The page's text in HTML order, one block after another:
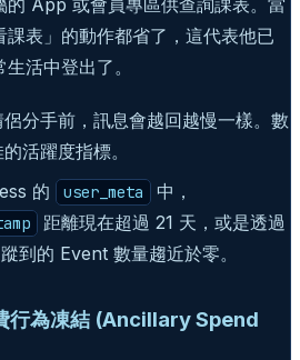
的 App 或會員專區供查詢課表。當
表」的動作都省了，這代表他已
活中登出了。
分手前，訊息會越回越慢一樣。數
活躍度指標。
的 user_meta 中，
距離現在超過 21 天，或是透過
到的 Event 數量趨近於零。
行為凍結 (Ancillary Spend